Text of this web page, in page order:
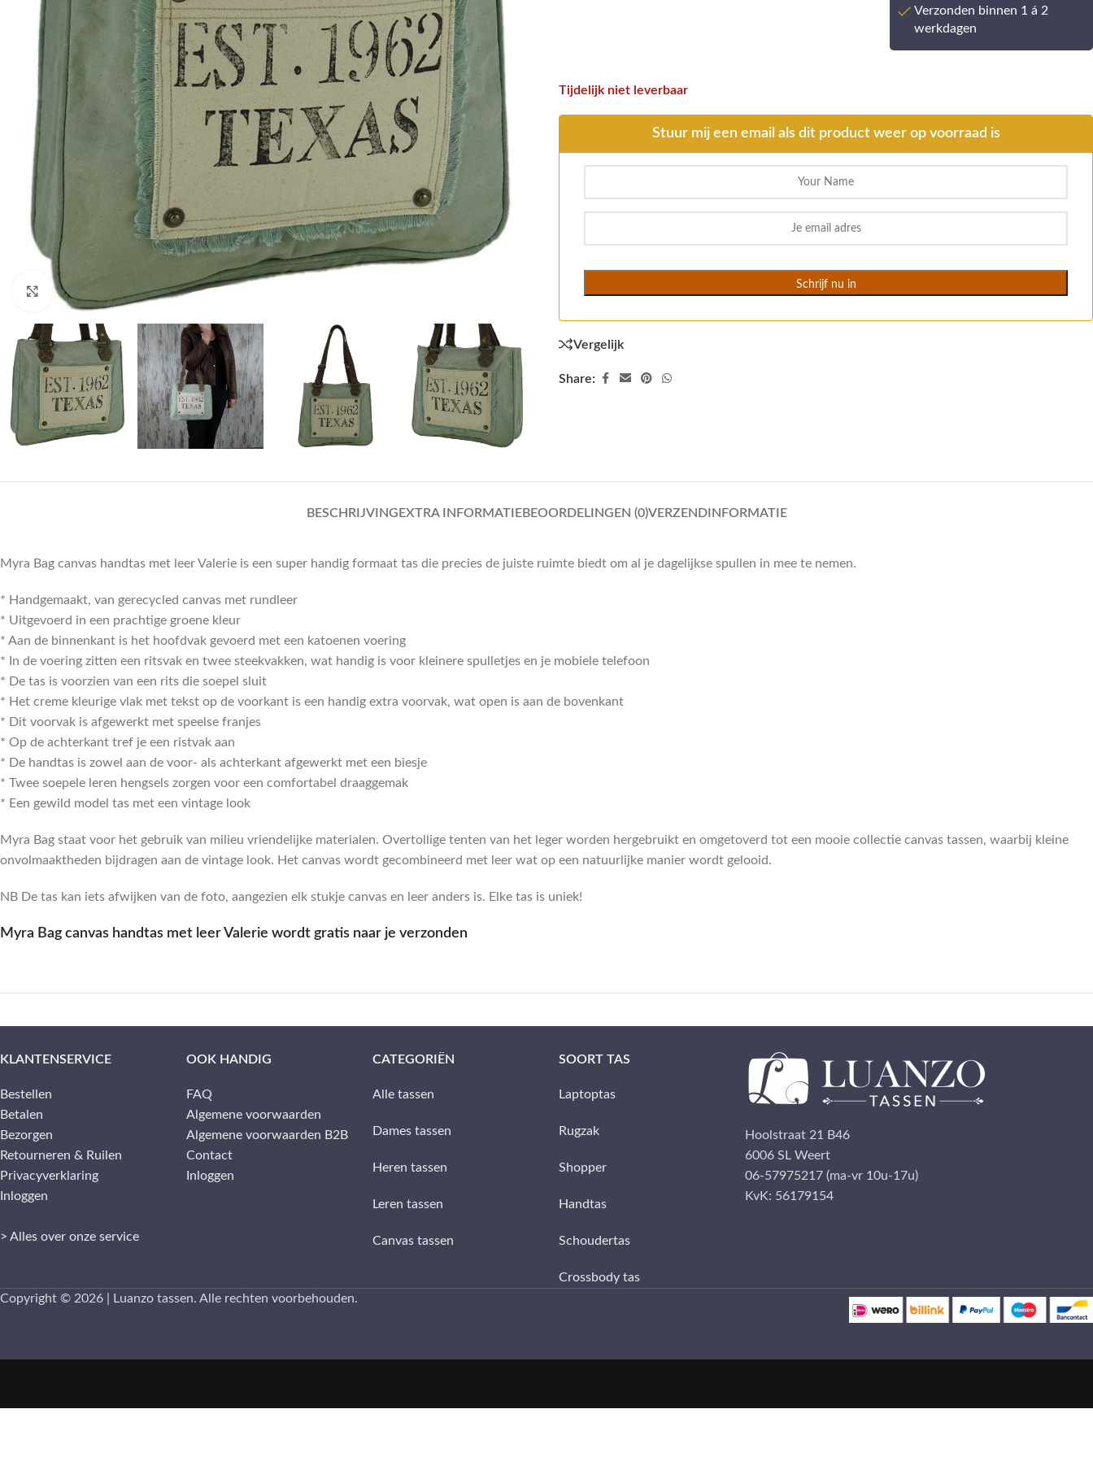
Click to enlarge
Verzonden binnen 1 á 2
werkdagen
Tijdelijk niet leverbaar
Stuur mij een email als dit product weer op voorraad is
Vergelijk
Share:
BESCHRIJVING EXTRA INFORMATIEBEOORDELINGEN (0)VERZENDINFORMATIE
Myra Bag canvas handtas met leer Valerie is een super handig formaat tas die precies de juiste ruimte biedt om al je dagelijkse spullen in mee te nemen.
* Handgemaakt, van gerecycled canvas met rundleer
* Uitgevoerd in een prachtige groene kleur
* Aan de binnenkant is het hoofdvak gevoerd met een katoenen voering
* In de voering zitten een ritsvak en twee steekvakken, wat handig is voor kleinere spulletjes en je mobiele telefoon
* De tas is voorzien van een rits die soepel sluit
* Het creme kleurige vlak met tekst op de voorkant is een handig extra voorvak, wat open is aan de bovenkant
* Dit voorvak is afgewerkt met speelse franjes
* Op de achterkant tref je een ristvak aan
* De handtas is zowel aan de voor- als achterkant afgewerkt met een biesje
* Twee soepele leren hengsels zorgen voor een comfortabel draaggemak
* Een gewild model tas met een vintage look
Myra Bag staat voor het gebruik van milieu vriendelijke materialen. Overtollige tenten van het leger worden hergebruikt en omgetoverd tot een mooie collectie canvas tassen, waarbij kleine
onvolmaaktheden bijdragen aan de vintage look. Het canvas wordt gecombineerd met leer wat op een natuurlijke manier wordt gelooid.
NB De tas kan iets afwijken van de foto, aangezien elk stukje canvas en leer anders is. Elke tas is uniek!
Myra Bag canvas handtas met leer Valerie wordt gratis naar je verzonden
KLANTENSERVICE
Bestellen
Betalen
Bezorgen
Retourneren & Ruilen
Privacyverklaring
Inloggen
> Alles over onze service
OOK HANDIG
FAQ
Algemene voorwaarden
Algemene voorwaarden B2B
Contact
Inloggen
CATEGORIËN
Alle tassen
Dames tassen
Heren tassen
Leren tassen
Canvas tassen
SOORT TAS
Laptoptas
Rugzak
Shopper
Handtas
Schoudertas
Crossbody tas
Hoolstraat 21 B46
6006 SL Weert
06-57975217 (ma-vr 10u-17u)
KvK: 56179154
Copyright © 2026 | Luanzo tassen. Alle rechten voorbehouden.